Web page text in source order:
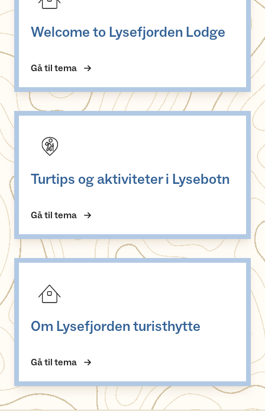
Welcome to Lysefjorden Lodge
Gå til tema
Turtips og aktiviteter i Lysebotn
Gå til tema
Om Lysefjorden turisthytte
Gå til tema